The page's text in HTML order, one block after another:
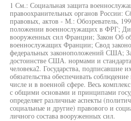
1 См.: Социальная защита
правоохранительных органов России:
правовых, актов - М.: Обозреватель,
положении военнослужащих в ФРГ;
вооруженных сил Франции; Закон Об
военнослужащих Франции; Свод
федеральных законоположений США;
достоинстве США. нормами и
человека2. Государства, подписавшие
обязательства обеспечивать
числе и в военной сфере. Весь
с общими основами и принципами
определяет различные аспекты
социальные и другие) правового и
личного состава вооруженных сил.